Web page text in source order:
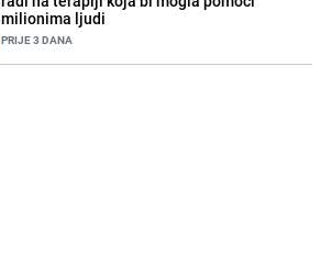
milionima ljudi
PRIJE 3 DANA